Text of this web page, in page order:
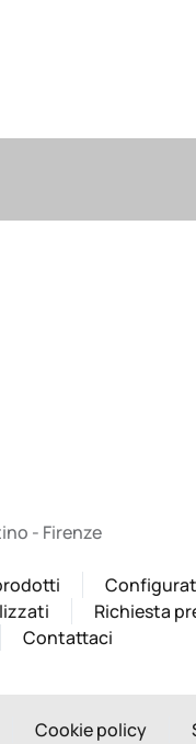
- Firenze
Richiesta
Contattaci
Cookie policy